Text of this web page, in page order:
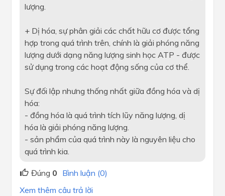
lượng.
+ Dị hóa, sự phân giải các chất hữu cơ được tổng
hợp trong quá trình trên, chính là giải phóng năng
lượng dưới dạng năng lượng sinh học ATP - được
sử dụng trong các hoạt động sống của cơ thể.
Sự đối lập nhưng thống nhất giữa đồng hóa và dị
hóa:
- đồng hóa là quá trình tích lũy năng lượng, dị
hóa là giải phóng năng lượng.
- sản phẩm của quá trình này là nguyên liệu cho
quá trình kia.
Đúng 0 Bình luận (0)
Xem thêm câu trả lời